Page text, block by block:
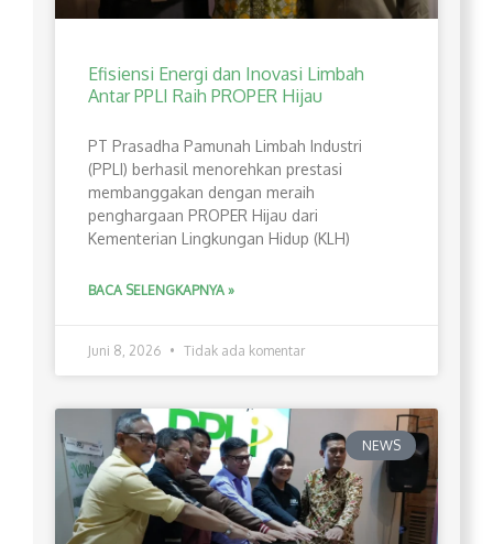
Efisiensi Energi dan Inovasi Limbah
Antar PPLI Raih PROPER Hijau
PT Prasadha Pamunah Limbah Industri
(PPLI) berhasil menorehkan prestasi
membanggakan dengan meraih
penghargaan PROPER Hijau dari
Kementerian Lingkungan Hidup (KLH)
BACA SELENGKAPNYA »
Juni 8, 2026 Tidak ada komentar
NEWS